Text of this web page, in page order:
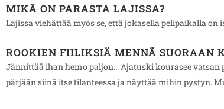
MIKÄ ON PARASTA LAJISSA?
Lajissa viehättää myös se, että jokasella pelipaikalla
ROOKIEN FIILIKSIÄ MENNÄ SUORAAN
Jännittää ihan hemo paljon… Ajatuski kourasee
pärjään siinä itse tilanteessa ja näyttää mihin pystyn.